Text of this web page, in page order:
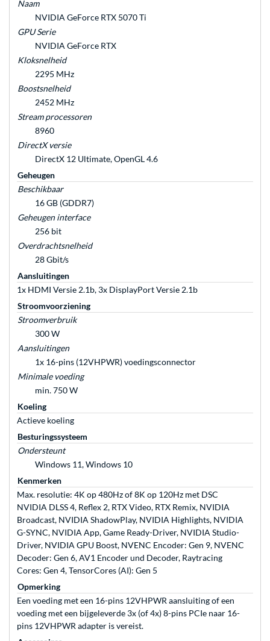
Naam
NVIDIA GeForce RTX 5070 Ti
GPU Serie
NVIDIA GeForce RTX
Kloksnelheid
2295 MHz
Boostsnelheid
2452 MHz
Stream processoren
8960
DirectX versie
DirectX 12 Ultimate, OpenGL 4.6
Geheugen
Beschikbaar
16 GB (GDDR7)
Geheugen interface
256 bit
Overdrachtsnelheid
28 Gbit/s
Aansluitingen
1x HDMI Versie 2.1b, 3x DisplayPort Versie 2.1b
Stroomvoorziening
Stroomverbruik
300 W
Aansluitingen
1x 16-pins (12VHPWR) voedingsconnector
Minimale voeding
min. 750 W
Koeling
Actieve koeling
Besturingssysteem
Ondersteunt
Windows 11, Windows 10
Kenmerken
Max. resolutie: 4K op 480Hz of 8K op 120Hz met DSC
NVIDIA DLSS 4, Reflex 2, RTX Video, RTX Remix, NVIDIA
Broadcast, NVIDIA ShadowPlay, NVIDIA Highlights, NVIDIA
G-SYNC, NVIDIA App, Game Ready-Driver, NVIDIA Studio-
Driver, NVIDIA GPU Boost, NVENC Encoder: Gen 9, NVENC
Decoder: Gen 6, AV1 Encoder und Decoder, Raytracing
Cores: Gen 4, TensorCores (AI): Gen 5
Opmerking
Een voeding met een 16-pins 12VHPWR aansluiting of een
voeding met een bijgeleverde 3x (of 4x) 8-pins PCIe naar 16-
pins 12VHPWR adapter is vereist.